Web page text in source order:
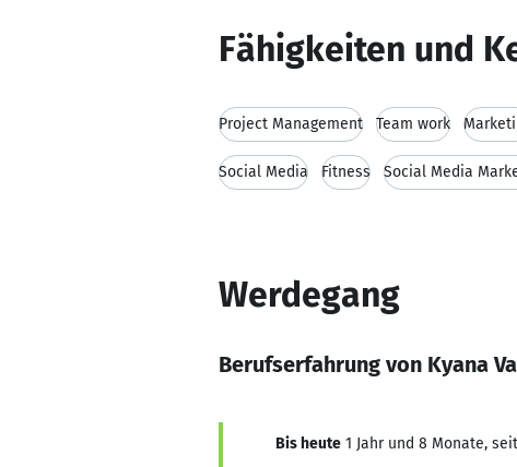
Fähigkeiten und
Project Management Team work
Social Media Fitness Social Media
Werdegang
Berufserfahrung von Kyana
Bis heute 1 Jahr und 8 Monate,